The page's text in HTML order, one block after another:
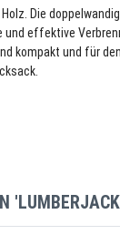
Die
und effektive
kompakt und für
'LUMBERJACK